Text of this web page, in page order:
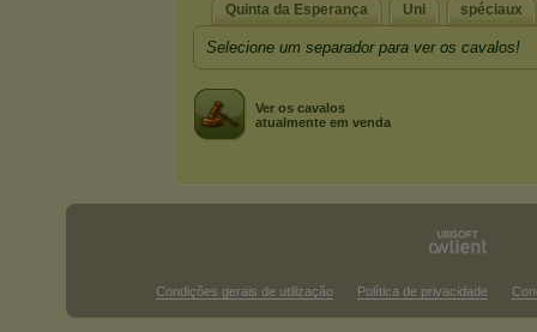
Quinta da Esperança Uni spéciaux
Selecione um separador para ver os cavalos!
Ver os cavalos
atualmente em venda
Condições gerais de utilização Política de privacidade